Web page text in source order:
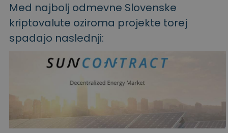
Med najbolj odmevne Slovenske
kriptovalute oziroma projekte torej
spadajo naslednji: